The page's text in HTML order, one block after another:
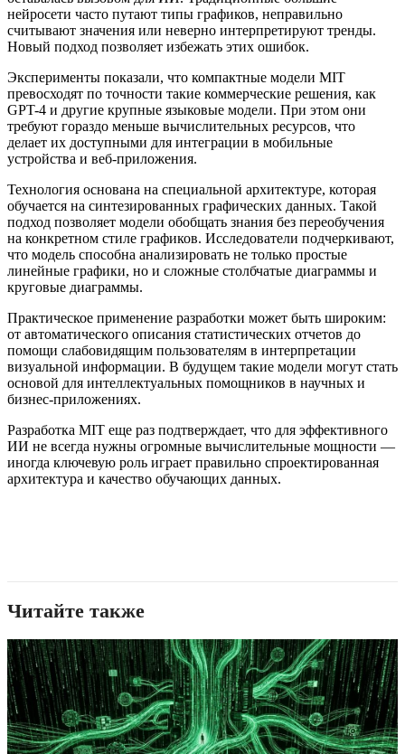
нейросети часто путают типы графиков, неправильно
считывают значения или неверно интерпретируют тренды.
Новый подход позволяет избежать этих ошибок.
Эксперименты показали, что компактные модели MIT
превосходят по точности такие коммерческие решения, как
GPT-4 и другие крупные языковые модели. При этом они
требуют гораздо меньше вычислительных ресурсов, что
делает их доступными для интеграции в мобильные
устройства и веб-приложения.
Технология основана на специальной архитектуре, которая
обучается на синтезированных графических данных. Такой
подход позволяет модели обобщать знания без переобучения
на конкретном стиле графиков. Исследователи подчеркивают,
что модель способна анализировать не только простые
линейные графики, но и сложные столбчатые диаграммы и
круговые диаграммы.
Практическое применение разработки может быть широким:
от автоматического описания статистических отчетов до
помощи слабовидящим пользователям в интерпретации
визуальной информации. В будущем такие модели могут стать
основой для интеллектуальных помощников в научных и
бизнес-приложениях.
Разработка MIT еще раз подтверждает, что для эффективного
ИИ не всегда нужны огромные вычислительные мощности —
иногда ключевую роль играет правильно спроектированная
архитектура и качество обучающих данных.
Читайте также